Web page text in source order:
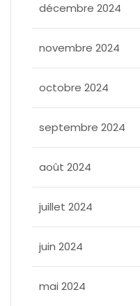
décembre 2024
novembre 2024
octobre 2024
septembre 2024
août 2024
juillet 2024
juin 2024
mai 2024